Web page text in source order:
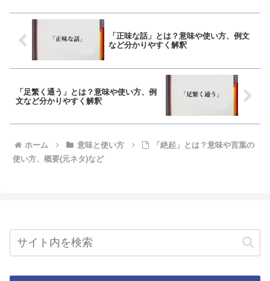
「正味な話」とは？意味や使い方、例文
など分かりやすく解釈
「足繁く通う」とは？意味や使い方、例
文など分かりやすく解釈
ホーム 意味と使い方
「絶起」とは？意味や言葉の
使い方、概要(元ネタ)など